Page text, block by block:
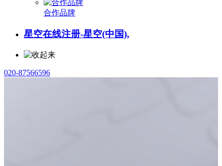
合作品牌
星空在线注册-星空(中国),
020-87566596